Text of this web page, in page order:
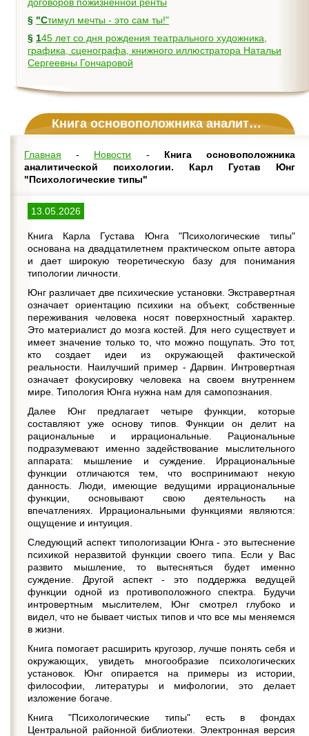
§
"Стимул мечты - это сам ты!"
§ 145 лет со дня рождения театрального художника,
графика, сценографа, книжного иллюстратора Натальи
Сергеевны Гончаровой
Книга основоположника аналитической психологии. Карл Густав Юнг "Психологические типы"
Главная - Новости - Книга основоположника
аналитической психологии. Карл Густав Юнг
"Психологические типы"
13.05.2026
Книга Карла Густава Юнга "Психологические типы"
основана на двадцатилетнем практическом опыте автора
и дает широкую теоретическую базу для понимания
типологии личности.
Юнг различает две психические установки. Экстравертная
означает ориентацию психики на объект, собственные
переживания человека носят поверхностный характер.
Это материалист до мозга костей. Для него существует и
имеет значение только то, что можно пощупать. Это тот,
кто создает идеи из окружающей фактической
реальности. Наилучший пример - Дарвин. Интровертная
означает фокусировку человека на своем внутреннем
мире. Типология Юнга нужна нам для самопознания.
Далее Юнг предлагает четыре функции, которые
составляют уже основу типов. Функции он делит на
рациональные и иррациональные. Рациональные
подразумевают именно задействование мыслительного
аппарата: мышление и суждение. Иррациональные
функции отличаются тем, что воспринимают некую
данность. Люди, имеющие ведущими иррациональные
функции, основывают свою деятельность на
впечатлениях. Иррациональными функциями являются:
ощущение и интуиция.
Следующий аспект типологизации Юнга - это вытеснение
психикой неразвитой функции своего типа. Если у Вас
развито мышление, то вытесняться будет именно
суждение. Другой аспект - это поддержка ведущей
функции одной из противоположного спектра. Будучи
интровертным мыслителем, Юнг смотрел глубоко и
видел, что не бывает чистых типов и что все мы меняемся
в жизни.
Книга помогает расширить кругозор, лучше понять себя и
окружающих, увидеть многообразие психологических
установок. Юнг опирается на примеры из истории,
философии, литературы и мифологии, это делает
изложение богаче.
Книга "Психологические типы" есть в фондах
Центральной районной библиотеки. Электронная версия